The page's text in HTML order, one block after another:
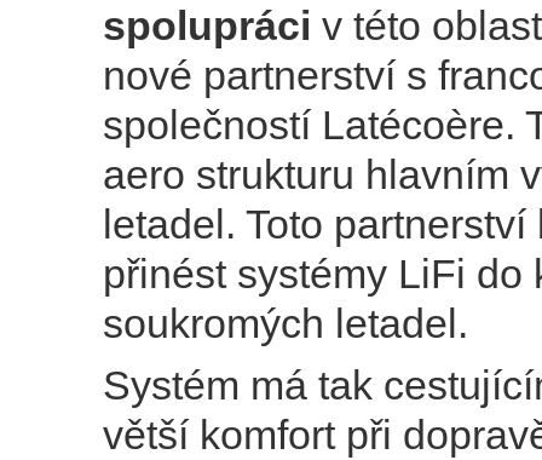
spolupráci v této
nové partnerství s
společností Latécoère.
aero strukturu hlavním
letadel. Toto partnerství
přinést systémy LiFi do
soukromých letadel.
Systém má tak
větší komfort při